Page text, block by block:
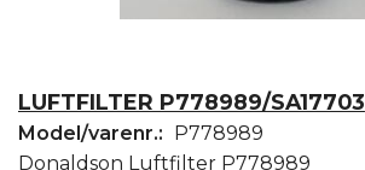
LUFTFILTER P778989/SA17703
Model/varenr.:
P778989
Donaldson Luftfilter P778989